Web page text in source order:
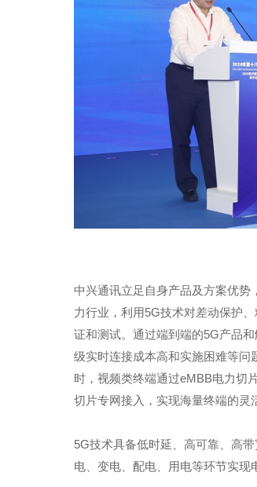
中兴通讯立足自身产品及方案优势
力行业，利用5G技术对差动保护
证和测试。通过端到端的5G产品
级实时连接成本高和实施困难等问
时，视频类终端通过eMBB电力切
切片专网接入，实现海量终端的灵
5G技术具备低时延、高可靠、高
电、变电、配电、用电等环节实现